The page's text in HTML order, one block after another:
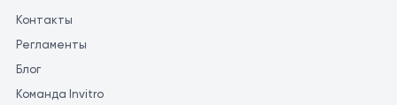
Контакты
Регламенты
Блог
Команда Invitro